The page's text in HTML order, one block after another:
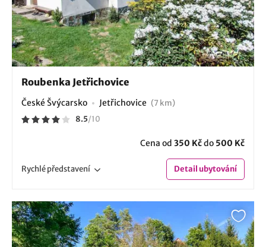
Roubenka Jetřichovice
České Švýcarsko Jetřichovice (7 km)
8.5/10
Cena od 350 Kčdo 500 Kč
Rychlépředstavení Detailubytování